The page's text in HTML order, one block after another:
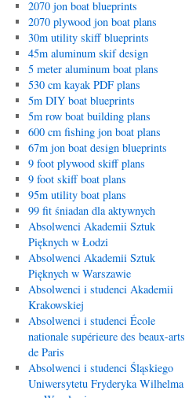
2070 jon boat blueprints
2070 plywood jon boat plans
30m utility skiff blueprints
45m aluminum skif design
5 meter aluminum boat plans
530 cm kayak PDF plans
5m DIY boat blueprints
5m row boat building plans
600 cm fishing jon boat plans
67m jon boat design blueprints
9 foot plywood skiff plans
9 foot skiff boat plans
95m utility boat plans
99 fit śniadan dla aktywnych
Absolwenci Akademii Sztuk
Pięknych w Łodzi
Absolwenci Akademii Sztuk
Pięknych w Warszawie
Absolwenci i studenci Akademii
Krakowskiej
Absolwenci i studenci École
nationale supérieure des beaux-arts
de Paris
Absolwenci i studenci Śląskiego
Uniwersytetu Fryderyka Wilhelma